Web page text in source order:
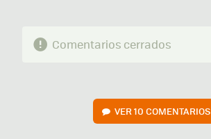
Comentarios cerrados
VER10 COMENTARIOS